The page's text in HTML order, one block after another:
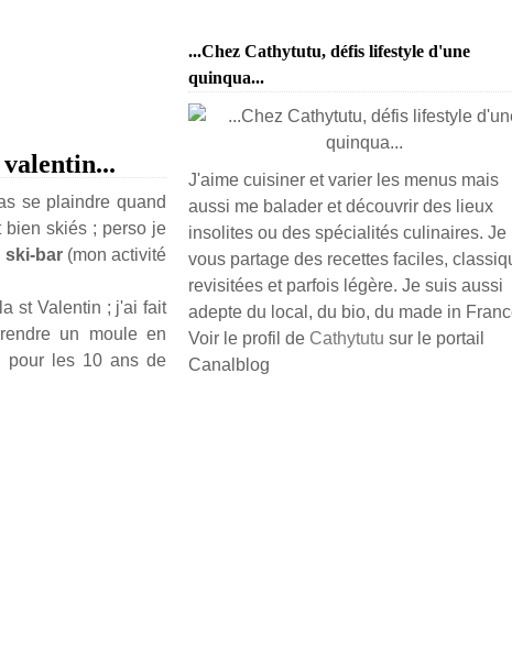
se plaindre quand
bien skiés ; perso je
ski-bar(mon activité
st Valentin ; j'ai fait
un moule en
pour les 10 ans de
...Chez Cathytutu, défis lifestyle d'une
quinqua...
J'aime cuisiner et varier les menus mais
aussi me balader et découvrir des lieux
insolites ou des spécialités culinaires. Je
vous partage des recettes faciles,
revisitées et parfois légère. Je suis aussi
adepte du local, du bio, du made in
Voir le profil de Cathytutu sur le portail
Canalblog